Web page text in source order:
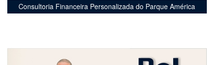
Consultoria Financeira Personalizada do Parque América